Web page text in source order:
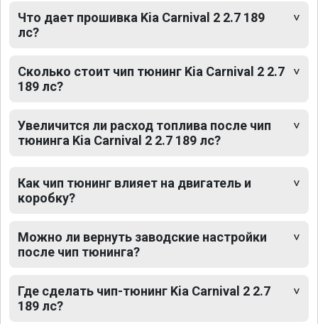
Что дает прошивка Kia Carnival 2 2.7 189
лс?
Сколько стоит чип тюнинг Kia Carnival 2 2.7
189 лс?
Увеличится ли расход топлива после чип
тюнинга Kia Carnival 2 2.7 189 лс?
Как чип тюнинг влияет на двигатель и
коробку?
Можно ли вернуть заводские настройки
после чип тюнинга?
Где сделать чип-тюнинг Kia Carnival 2 2.7
189 лс?